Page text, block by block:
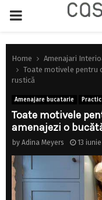
PRIMARY
MENU
Home Amenajari
Toate motivele pentru
rustică
Amenajare bucatarie Practic
Toate motivele
amenajezi o
by Adina Meyers 13